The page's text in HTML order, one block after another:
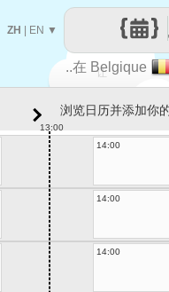
让
..在 Belgique
ZH EN ▼
浏览日历并添加你
13:00
14:00
14:00
14:00